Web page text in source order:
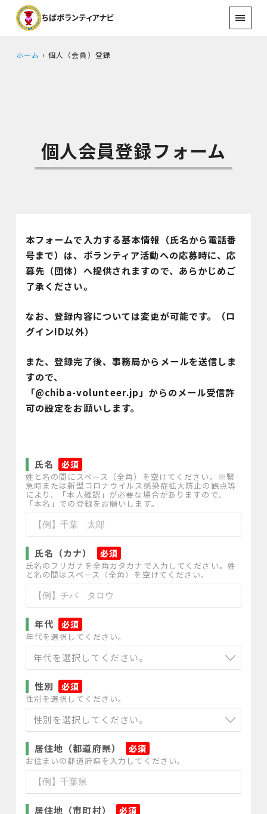
ホーム 個人（会員）登録
個人会員登録フォーム
本フォームで入力する基本情報（氏名から電話番
号まで）は、ボランティア活動への応募時に、応
募先（団体）へ提供されますので、あらかじめご
了承ください。
なお、登録内容については変更が可能です。（ロ
グインID以外）
また、登録完了後、事務局からメールを送信しま
すので、
「@chiba-volunteer.jp」からのメール受信許
可の設定をお願いします。
氏名
姓と名の間にスペース（全角）を空けてください。※緊
急時または新型コロナウイルス感染症拡大防止の観点等
により、「本人確認」が必要な場合がありますので、
「本名」での登録をお願いします。
氏名（カナ）
氏名のフリガナを全角カタカナで入力してください。姓
と名の間はスペース（全角）を空けてください。
年代
年代を選択してください。
年代を選択してください。
性別
性別を選択してください。
性別を選択してください。
居住地（都道府県）
お住まいの都道府県を入力してください。
居住地（市町村）